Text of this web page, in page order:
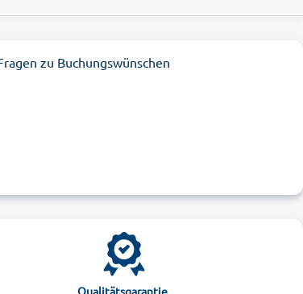
zu Buchungswünschen
Qualitätsgarantie